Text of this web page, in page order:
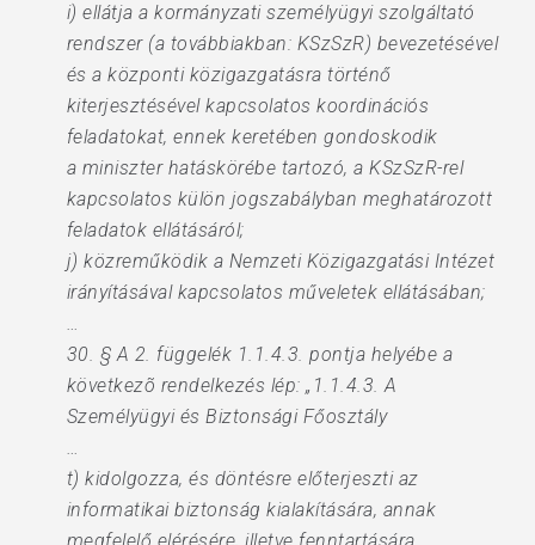
i) ellátja a kormányzati személyügyi szolgáltató
rendszer (a továbbiakban: KSzSzR) bevezetésével
és a központi közigazgatásra történő
kiterjesztésével kapcsolatos koordinációs
feladatokat, ennek keretében gondoskodik
a miniszter hatáskörébe tartozó, a KSzSzR-rel
kapcsolatos külön jogszabályban meghatározott
feladatok ellátásáról;
j) közreműködik a Nemzeti Közigazgatási Intézet
irányításával kapcsolatos műveletek ellátásában;
…
30. § A 2. függelék 1.1.4.3. pontja helyébe a
következõ rendelkezés lép: „1.1.4.3. A
Személyügyi és Biztonsági Főosztály
…
t) kidolgozza, és döntésre előterjeszti az
informatikai biztonság kialakítására, annak